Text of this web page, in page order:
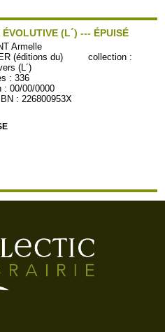
(L´) --- ÉPUISÉ
Armelle
(éditions du) collection :
(L´)
: 336
: 00/00/0000
: 226800953X